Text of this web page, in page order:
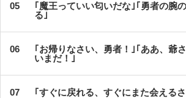
｢魔王っていい匂いだな｣｢勇者の腕
る｣
｢お帰りなさい、勇者！｣｢ああ、
いまだ！｣
｢すぐに戻れる、すぐにまた会える